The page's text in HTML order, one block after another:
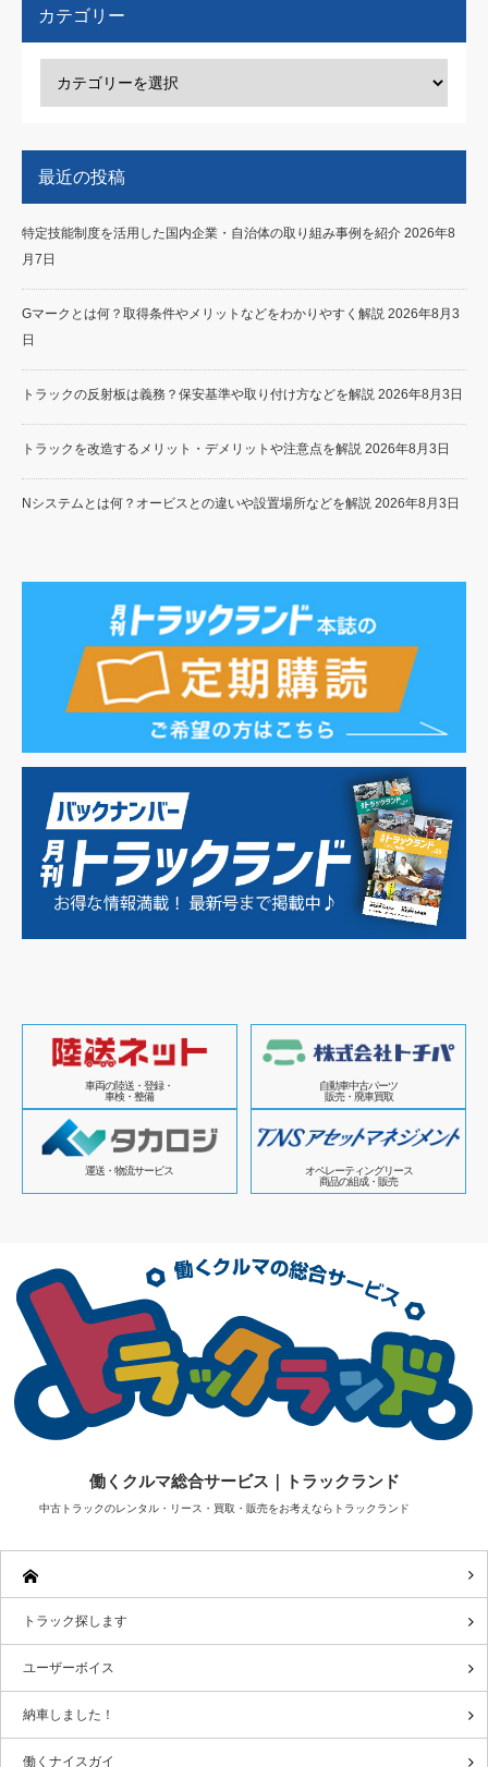
カテゴリー
最近の投稿
特定技能制度を活用した国内企業・自治体の取り組み事例を紹介 2026年8
月7日
Gマークとは何？取得条件やメリットなどをわかりやすく解説 2026年8月3
日
トラックの反射板は義務？保安基準や取り付け方などを解説 2026年8月3日
トラックを改造するメリット・デメリットや注意点を解説 2026年8月3日
Nシステムとは何？オービスとの違いや設置場所などを解説 2026年8月3日
車両の陸送・登録・
車検・整備
自動車中古パーツ
販売・廃車買取
運送・物流サービス
オペレーティングリース
商品の組成・販売
働くクルマ総合サービス｜トラックランド
中古トラックのレンタル・リース・買取・販売をお考えならトラックランド
トラック探します
ユーザーボイス
納車しました！
働くナイスガイ